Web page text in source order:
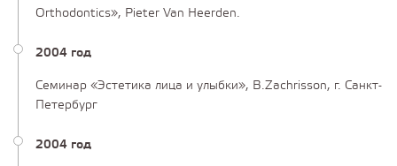
Orthodontics», Pieter Van Heerden.
2004 год
Семинар «Эстетика лица и улыбки», B.Zachrisson, г. Санкт-
Петербург
2004 год